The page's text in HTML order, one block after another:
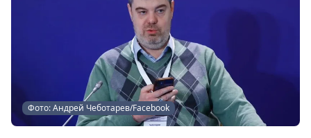
Фото: Андрей Чеботарев/Facebook